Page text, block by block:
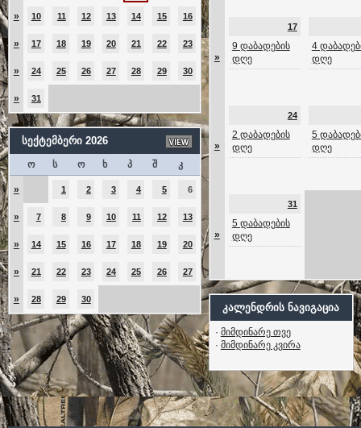
» 10 11 12 13 14 15 16
» 17 18 19 20 21 22 23
» 24 25 26 27 28 29 30
» 31
სექტემბერი 2026
ო ს ო ხ პ შ კ
» 1 2 3 4 5 6
» 7 8 9 10 11 12 13
» 14 15 16 17 18 19 20
» 21 22 23 24 25 26 27
» 28 29 30
»
17
9 დაბადების
დღე
4
დღე
»
24
2 დაბადების
დღე
5
დღე
»
31
5 დაბადების
დღე
კალენდრის ნავიგაცია
· მიმდინარე თვე
· მიმდინარე კვირა